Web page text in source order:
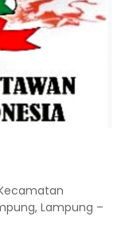
Lampung –